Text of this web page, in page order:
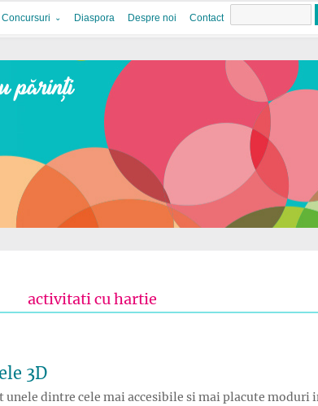
Concursuri Diaspora Despre noi Contact
activitati cu hartie
3D
dintre cele mai accesibile si mai placute